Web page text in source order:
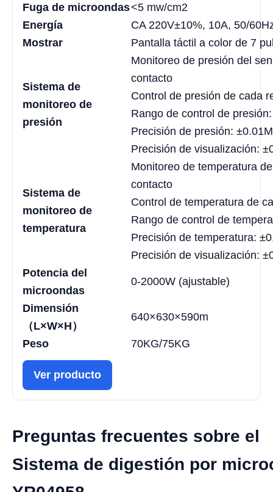
Fuga de microondas<5 mw/cm2
Energía
CA 220V±10%, 10A, 50/
Mostrar
Pantalla táctil a color de 7
Sistema de
monitoreo de
presión
Monitoreo de presión del
contacto
Control de presión de cada
Rango de control de
Precisión de presión:
Precisión de visualización:
Sistema de
monitoreo de
temperatura
Monitoreo de temperatura
contacto
Control de temperatura de
Rango de control de
Precisión de temperatura:
Precisión de visualización:
Potencia del
microondas
0-2000W (ajustable)
Dimensión
（L×W×H）
640×630×590m
Peso 70KG/75KG
Ver producto
Preguntas frecuentes sobre el
Sistema de digestión por